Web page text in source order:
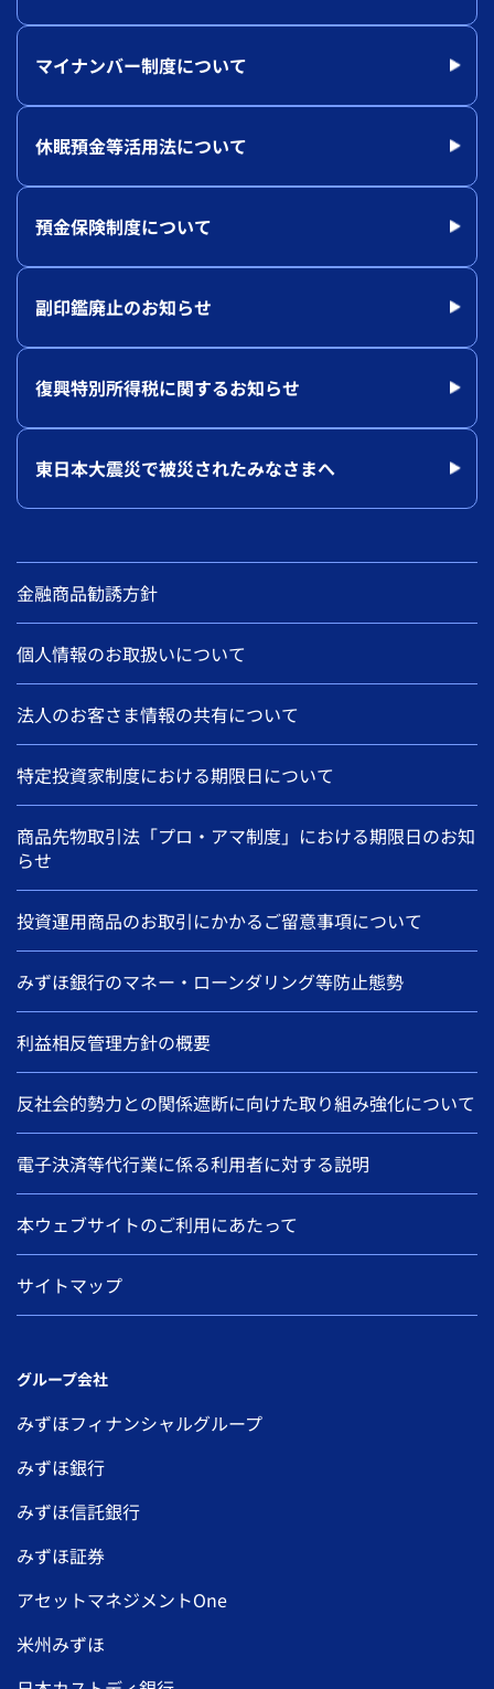
マイナンバー制度について
休眠預金等活用法について
預金保険制度について
副印鑑廃止のお知らせ
復興特別所得税に関するお知らせ
東日本大震災で被災されたみなさまへ
金融商品勧誘方針
個人情報のお取扱いについて
法人のお客さま情報の共有について
特定投資家制度における期限日について
商品先物取引法「プロ・アマ制度」における期限日のお知
らせ
投資運用商品のお取引にかかるご留意事項について
みずほ銀行のマネー・ローンダリング等防止態勢
利益相反管理方針の概要
反社会的勢力との関係遮断に向けた取り組み強化について
電子決済等代行業に係る利用者に対する説明
本ウェブサイトのご利用にあたって
サイトマップ
グループ会社
みずほフィナンシャルグループ
みずほ銀行
みずほ信託銀行
みずほ証券
アセットマネジメントOne
米州みずほ